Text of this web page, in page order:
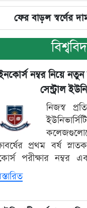
ফের বাড়ল স্বর্ণের
নম্বর নিয়ে নতুন
সেন্ট্রাল
নিজস্ব
প্রথম বর্ষ
পরীক্ষার নম্বর